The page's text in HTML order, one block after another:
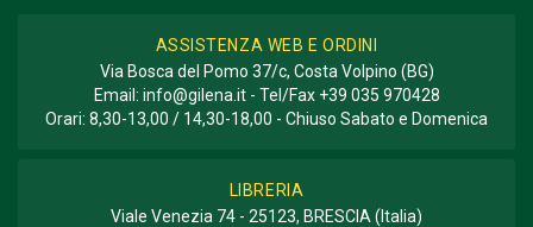
ASSISTENZA WEB E ORDINI
Via Bosca del Pomo 37/c, Costa Volpino (BG)
Email: info@gilena.it- Tel/Fax +39 035 970428
Orari: 8,30-13,00 / 14,30-18,00 - Chiuso Sabato e Domenica
LIBRERIA
Viale Venezia 74 - 25123, BRESCIA (Italia)